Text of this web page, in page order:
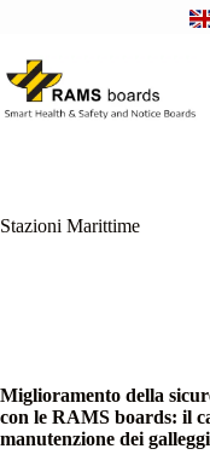
Stazioni Marittime
Miglioramento della
con le RAMS boards: il
manutenzione dei